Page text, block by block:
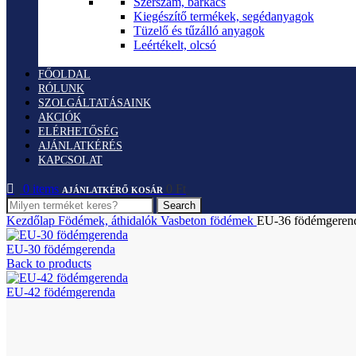
Kiegészítő termékek, segédanyagok
Tüzelő és tűzálló anyagok
Leértékelt, olcsó
FŐOLDAL
RÓLUNK
SZOLGÁLTATÁSAINK
AKCIÓK
ELÉRHETŐSÉG
AJÁNLATKÉRÉS
KAPCSOLAT
0 items 0 Ft
Search
Kezdőlap Födémek, áthidalók Vasbeton födémek EU-36
EU-30 födémgerenda
Back to products
EU-42 födémgerenda